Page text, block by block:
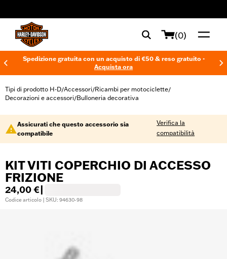
(0)
Spedizione gratuita con un acquisto di €50 & reso gratuito -
Acquista ora
Tipi di prodotto H-D/Accessori/Ricambi per motociclette/
Decorazioni e accessori/Bulloneria decorativa
Assicurati che questo accessorio sia
compatibile
Verifica la
compatibilità
KIT VITI COPERCHIO DI ACCESSO
FRIZIONE
24,00 €
Codice articolo | SKU: 94630-98